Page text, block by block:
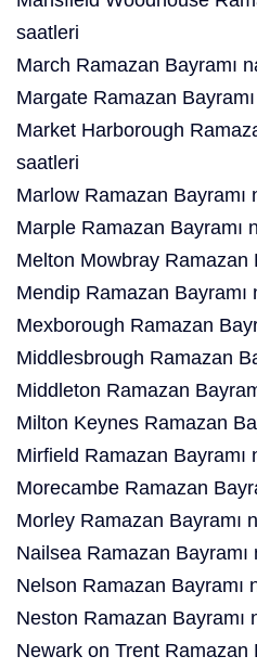
saatleri
March Ramazan Bayramı
Margate Ramazan
Market Harborough
saatleri
Marlow Ramazan Bayramı
Marple Ramazan Bayramı
Melton Mowbray Ramazan
Mendip Ramazan Bayramı
Mexborough Ramazan
Middlesbrough Ramazan
Middleton Ramazan
Milton Keynes Ramazan
Mirfield Ramazan Bayramı
Morecambe Ramazan
Morley Ramazan Bayramı
Nailsea Ramazan Bayramı
Nelson Ramazan Bayramı
Neston Ramazan Bayramı
Newark on Trent Ramazan